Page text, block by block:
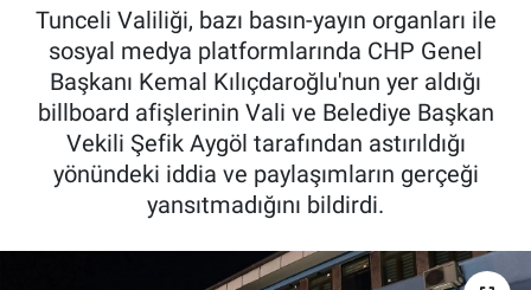
Tunceli Valiliği, bazı basın-yayın organları ile
sosyal medya platformlarında CHP Genel
Başkanı Kemal Kılıçdaroğlu'nun yer aldığı
billboard afişlerinin Vali ve Belediye Başkan
Vekili Şefik Aygöl tarafından astırıldığı
yönündeki iddia ve paylaşımların gerçeği
yansıtmadığını bildirdi.